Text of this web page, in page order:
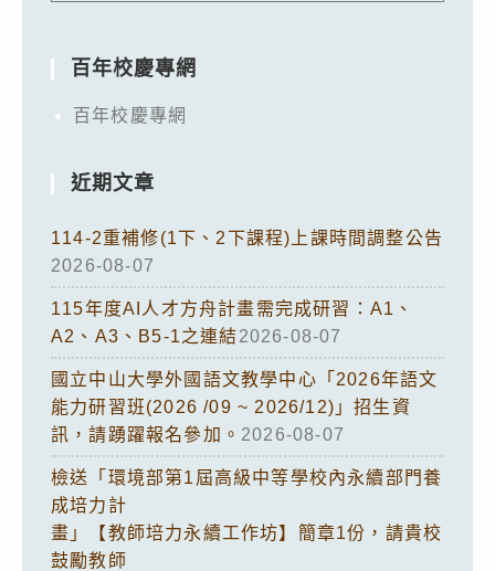
百年校慶專網
百年校慶專網
近期文章
114-2重補修(1下、2下課程)上課時間調整公告
2026-08-07
115年度AI人才方舟計畫需完成研習：A1、
A2、A3、B5-1之連結2026-08-07
國立中山大學外國語文教學中心「2026年語文
能力研習班(2026 /09 ~ 2026/12)」招生資
訊，請踴躍報名參加。 2026-08-07
檢送「環境部第1屆高級中等學校內永續部門養
成培力計
畫」【教師培力永續工作坊】簡章1份，請貴校
鼓勵教師